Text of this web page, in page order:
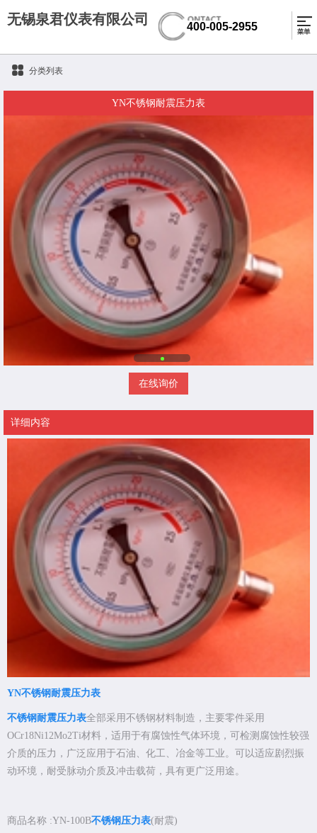
无锡泉君仪表有限公司 400-005-2955
分类列表
YN不锈钢耐震压力表
在线询价
详细内容
YN不锈钢耐震压力表
不锈钢耐震压力表全部采用不锈钢材料制造，主要零件采用
OCr18Ni12Mo2Ti材料，适用于有腐蚀性气体环境，可检测腐蚀性较强
介质的压力，广泛应用于石油、化工、冶金等工业。可以适应剧烈振
动环境，耐受脉动介质及冲击载荷，具有更广泛用途。
商品名称 :YN-100B不锈钢压力表(耐震)